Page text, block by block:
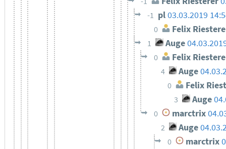
-1 pl03.03.2019
0 Felix
1 Auge
0 Felix
4 Auge
0 Felix
3 Auge
0 marctrix
2 Auge
0 marctrix